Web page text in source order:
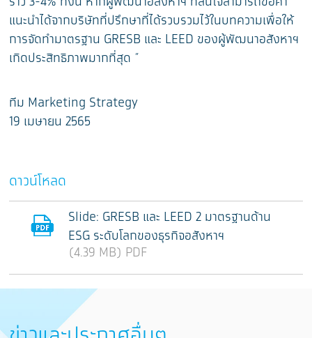
แนะนำได้จากบริษัทที่ปรึกษาที่ได้รวบรวมไว้ในบทความเพื่อให้
การจัดทำมาตรฐาน GRESB และ LEED ของผู้พัฒนาอสังหาฯ
เกิดประสิทธิภาพมากที่สุด ”
ทีม Marketing Strategy
19 เมษายน 2565
ดาวน์โหลด
Slide: GRESB และ LEED 2 มาตรฐานด้าน
ESG ระดับโลกของธุรกิจอสังหาฯ
(4.39 MB) PDF